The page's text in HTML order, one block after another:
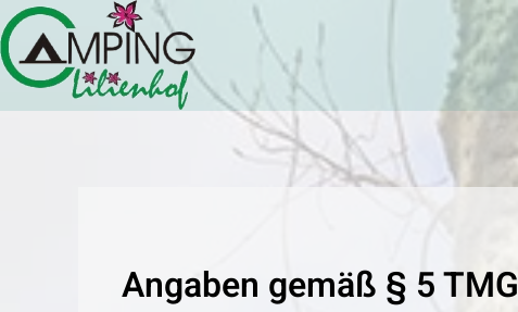
Zum Hauptinhalt springen
Angaben gemäß § 5 TMG